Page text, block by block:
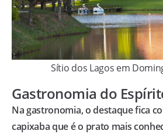
Sítio dos Lagos em
Gastronomia do
Na gastronomia, o destaque fica
capixaba que é o prato mais